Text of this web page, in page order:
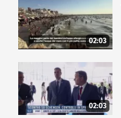
02:03
02:03